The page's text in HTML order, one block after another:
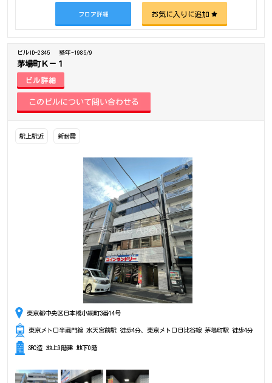
フロア詳細 お気に入りに追加
ビルID-2345 築年-1985/9
茅場町Ｋ－１
ビル詳細
駅上駅近 新耐震
東京都中央区日本橋小網町3番14号
東京メトロ半蔵門線 水天宮前駅 徒歩4分、東京メトロ日比谷線 茅場町駅 徒歩4分
SRC造 地上9階建 地下0階